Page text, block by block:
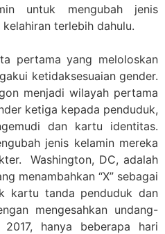
untuk mengubah jenis
terlebih dahulu.
pertama yang meloloskan
ketidaksesuaian gender.
menjadi wilayah pertama
ketiga kepada penduduk,
dan kartu identitas.
jenis kelamin mereka
Washington, DC, adalah
menambahkan “X” sebagai
kartu tanda penduduk dan
mengesahkan undang-
hanya beberapa hari